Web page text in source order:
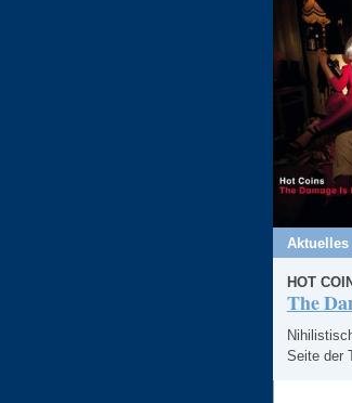
HOT
The
Seite der